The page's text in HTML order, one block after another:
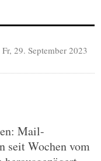
Fr, 29. September 2023
Mail-
seit Wochen vom